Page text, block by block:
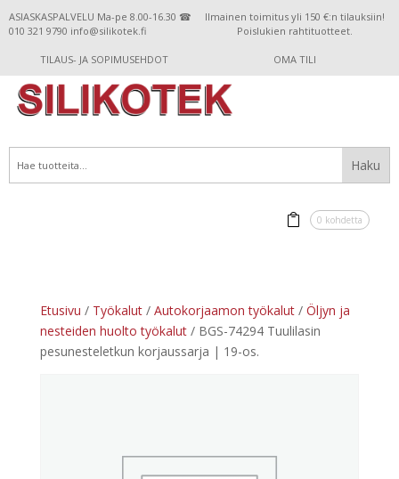
ASIASKASPALVELU Ma-pe 8.00-16.30 ☎
010 321 9790 info@silikotek.fi
Ilmainen toimitus yli 150 €:n tilauksiin!
Poislukien rahtituotteet.
TILAUS- JA SOPIMUSEHDOT OMA TILI
0 kohdetta
Etusivu / Työkalut/ Autokorjaamon työkalut/ Öljyn ja
nesteiden huolto työkalut/ BGS-74294 Tuulilasin
pesunesteletkun korjaussarja | 19-os.